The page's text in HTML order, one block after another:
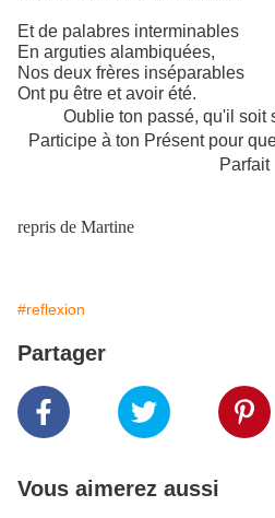
Et de palabres interminables
En arguties alambiquées,
Nos deux frères inséparables
Ont pu être et avoir été.
Oublie ton passé, qu'il soit
Participe à ton Présent pour
Parfait
repris de Martine
#reflexion
Partager
Vous aimerez aussi